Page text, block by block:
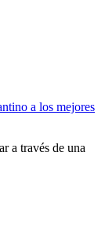
a los mejores
a través de una